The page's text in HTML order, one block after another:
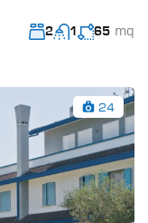
2 1 65 mq
24